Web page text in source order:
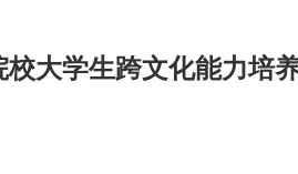
校大学生跨文化能力培